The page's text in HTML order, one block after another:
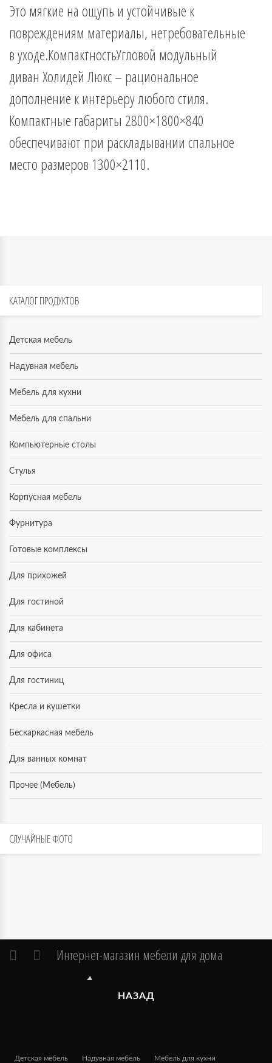
Это мягкие на ощупь и устойчивые к
повреждениям материалы, нетребовательные
в уходе.КомпактностьУгловой модульный
диван Холидей Люкс – рациональное
дополнение к интерьеру любого стиля.
Компактные габариты 2800×1800×840
обеспечивают при раскладывании спальное
место размеров 1300×2110.
КАТАЛОГПРОДУКТОВ
Детская мебель
Надувная мебель
Мебель для кухни
Мебель для спальни
Компьютерные столы
Стулья
Корпусная мебель
Фурнитура
Готовые комплексы
Для прихожей
Для гостиной
Для кабинета
Для офиса
Для гостиниц
Кресла и кушетки
Бескаркасная мебель
Для ванных комнат
Прочее (Мебель)
СЛУЧАЙНЫЕФОТО
Интернет-магазин мебели для дома
НАЗАД
Детская мебель Надувная мебель Мебель для кухни